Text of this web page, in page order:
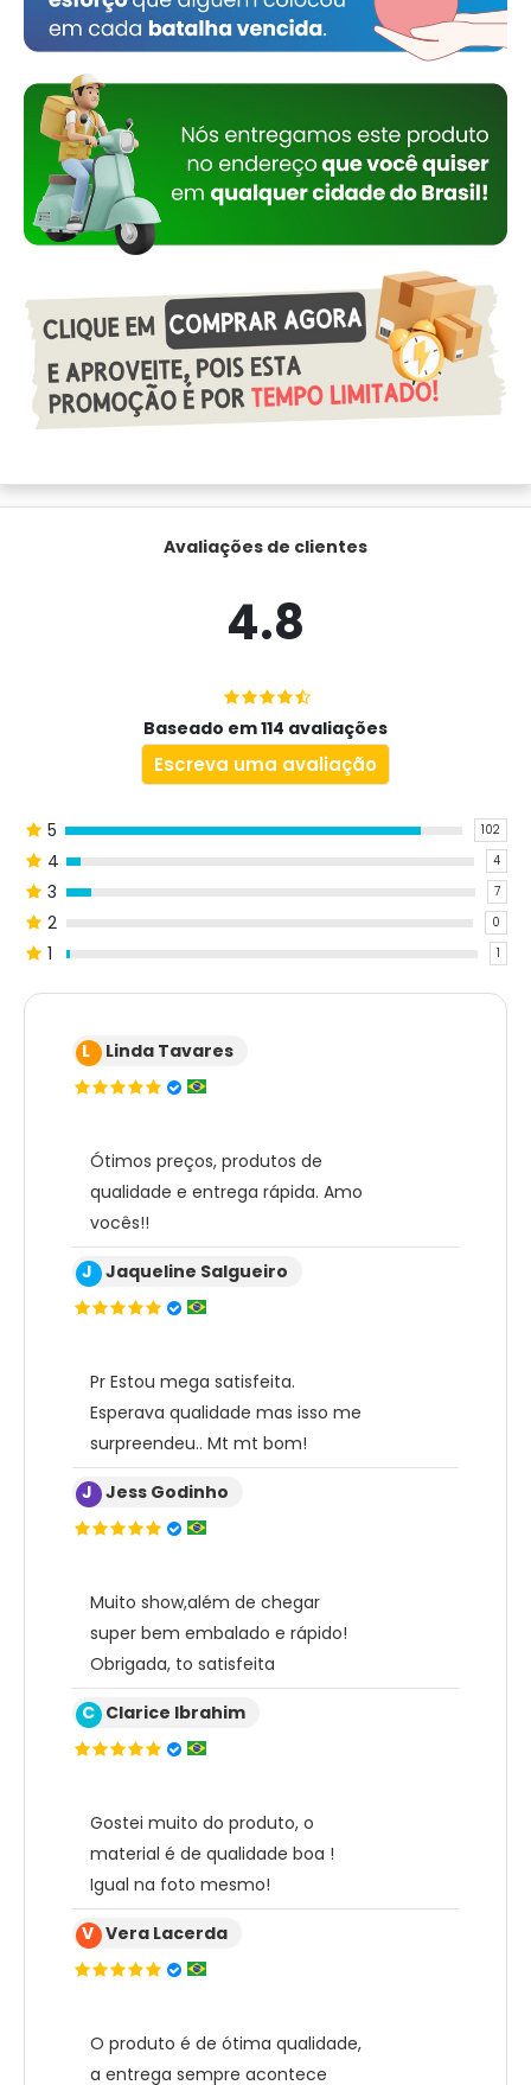
Avaliações de clientes
4.8
Baseado em 114 avaliações
Escreva uma avaliação
5 102
4 4
3 7
2 0
1 1
L Linda Tavares
Ótimos preços, produtos de
qualidade e entrega rápida. Amo
vocês!!
J Jaqueline Salgueiro
Pr Estou mega satisfeita.
Esperava qualidade mas isso me
surpreendeu.. Mt mt bom!
J Jess Godinho
Muito show,além de chegar
super bem embalado e rápido!
Obrigada, to satisfeita
C Clarice Ibrahim
Gostei muito do produto, o
material é de qualidade boa !
Igual na foto mesmo!
V Vera Lacerda
O produto é de ótima qualidade,
a entrega sempre acontece